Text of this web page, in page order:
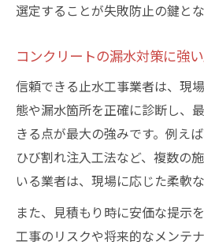
選定することが失敗防止の鍵とな
コンクリートの漏水対策に強
信頼できる止水工事業者は、現
態や漏水箇所を正確に診断し、
きる点が最大の強みです。例え
ひび割れ注入工法など、複数の
いる業者は、現場に応じた柔軟
また、見積もり時に安価な提示
工事のリスクや将来的なメンテ